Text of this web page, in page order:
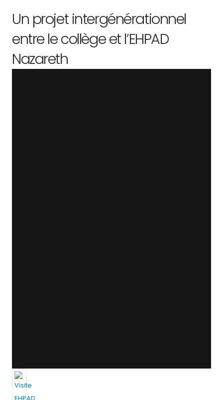
Un projet intergénérationnel
entre le collège et l’EHPAD
Nazareth